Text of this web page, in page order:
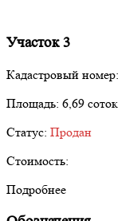
Участок 3
Кадастровый номер:
Площадь: 6,69 соток
Статус: Продан
Стоимость:
Подробнее